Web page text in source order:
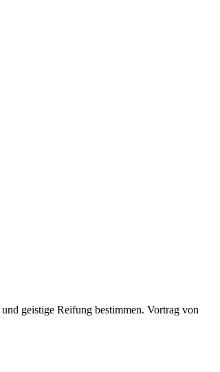
und geistige Reifung bestimmen. Vortrag von